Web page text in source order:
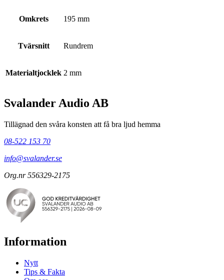
Omkrets 195 mm
Tvärsnitt Rundrem
Materialtjocklek 2 mm
Svalander Audio AB
Tillägnad den svåra konsten att få bra ljud hemma
08-522 153 70
info@svalander.se
Org.nr 556329-2175
Information
Nytt
Tips & Fakta